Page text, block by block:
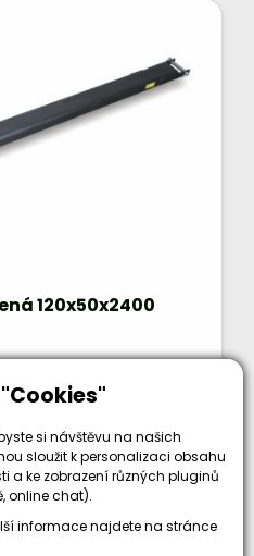
si návštěvu na našich
sloužit k personalizaci obsahu
a ke zobrazení různých pluginů
online chat).
informace najdete na stránce
120x50x2400
KOUPIT